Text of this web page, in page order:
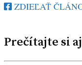
ZDIEĽAŤ
Prečítajte si aj